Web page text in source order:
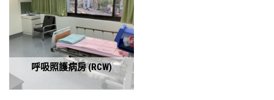
呼吸照護病房 (RCW)